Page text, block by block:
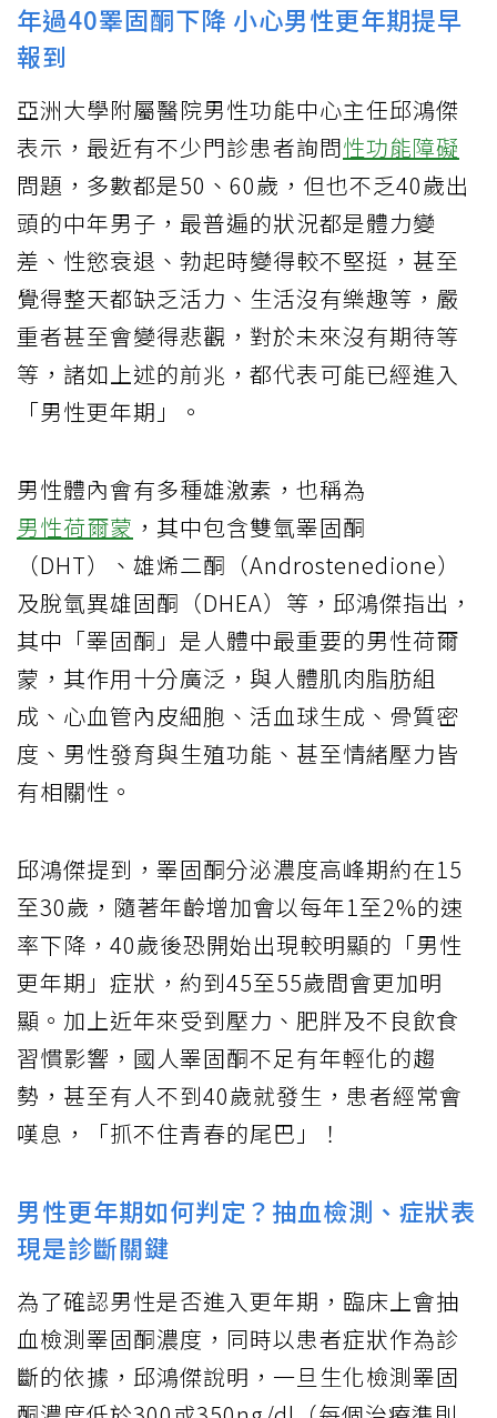
年過40睪固酮下降 小心男性更年期提早
報到
亞洲大學附屬醫院男性功能中心主任邱鴻傑
表示，最近有不少門診患者詢問性功能障礙
問題，多數都是50、60歲，但也不乏40歲出
頭的中年男子，最普遍的狀況都是體力變
差、性慾衰退、勃起時變得較不堅挺，甚至
覺得整天都缺乏活力、生活沒有樂趣等，嚴
重者甚至會變得悲觀，對於未來沒有期待等
等，諸如上述的前兆，都代表可能已經進入
「男性更年期」。
男性體內會有多種雄激素，也稱為
男性荷爾蒙 ，其中包含雙氫睪固酮
（DHT）、雄烯二酮（Androstenedione）
及脫氫異雄固酮（DHEA）等，邱鴻傑指出，
其中「睪固酮」是人體中最重要的男性荷爾
蒙，其作用十分廣泛，與人體肌肉脂肪組
成、心血管內皮細胞、活血球生成、骨質密
度、男性發育與生殖功能、甚至情緒壓力皆
有相關性。
邱鴻傑提到，睪固酮分泌濃度高峰期約在15
至30歲，隨著年齡增加會以每年1至2%的速
率下降，40歲後恐開始出現較明顯的「男性
更年期」症狀，約到45至55歲間會更加明
顯。加上近年來受到壓力、肥胖及不良飲食
習慣影響，國人睪固酮不足有年輕化的趨
勢，甚至有人不到40歲就發生，患者經常會
嘆息，「抓不住青春的尾巴」！
男性更年期如何判定？抽血檢測、症狀表
現是診斷關鍵
為了確認男性是否進入更年期，臨床上會抽
血檢測睪固酮濃度，同時以患者症狀作為診
斷的依據，邱鴻傑說明，一旦生化檢測睪固